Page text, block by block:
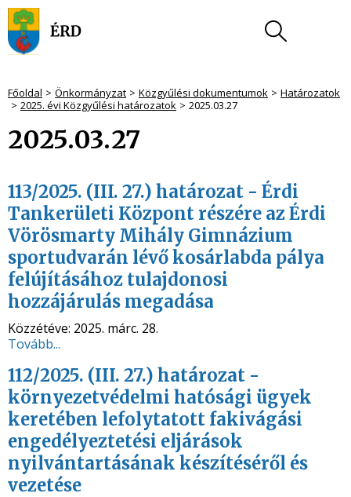
Főoldal Önkormányzat Közgyűlési dokumentumok
Határozatok
2025. évi Közgyűlési határozatok
2025.03.27
2025.03.27
113/2025. (III. 27.) határozat - Érdi
Tankerületi Központ részére az Érdi
Vörösmarty Mihály Gimnázium
sportudvarán lévő kosárlabda pálya
felújításához tulajdonosi
hozzájárulás megadása
Közzétéve: 2025. márc. 28.
Tovább...
112/2025. (III. 27.) határozat -
környezetvédelmi hatósági ügyek
keretében lefolytatott fakivágási
engedélyeztetési eljárások
nyilvántartásának készítéséről és
vezetése